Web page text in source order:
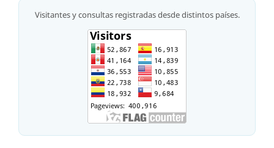
Visitantes y consultas registradas desde distintos países.